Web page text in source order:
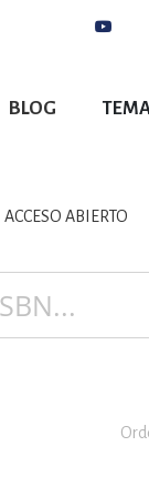
BLOG
ACCESO ABIERTO